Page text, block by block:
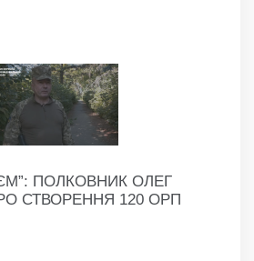
ПОЛКОВНИК ОЛЕГ
СТВОРЕННЯ 120 ОРП